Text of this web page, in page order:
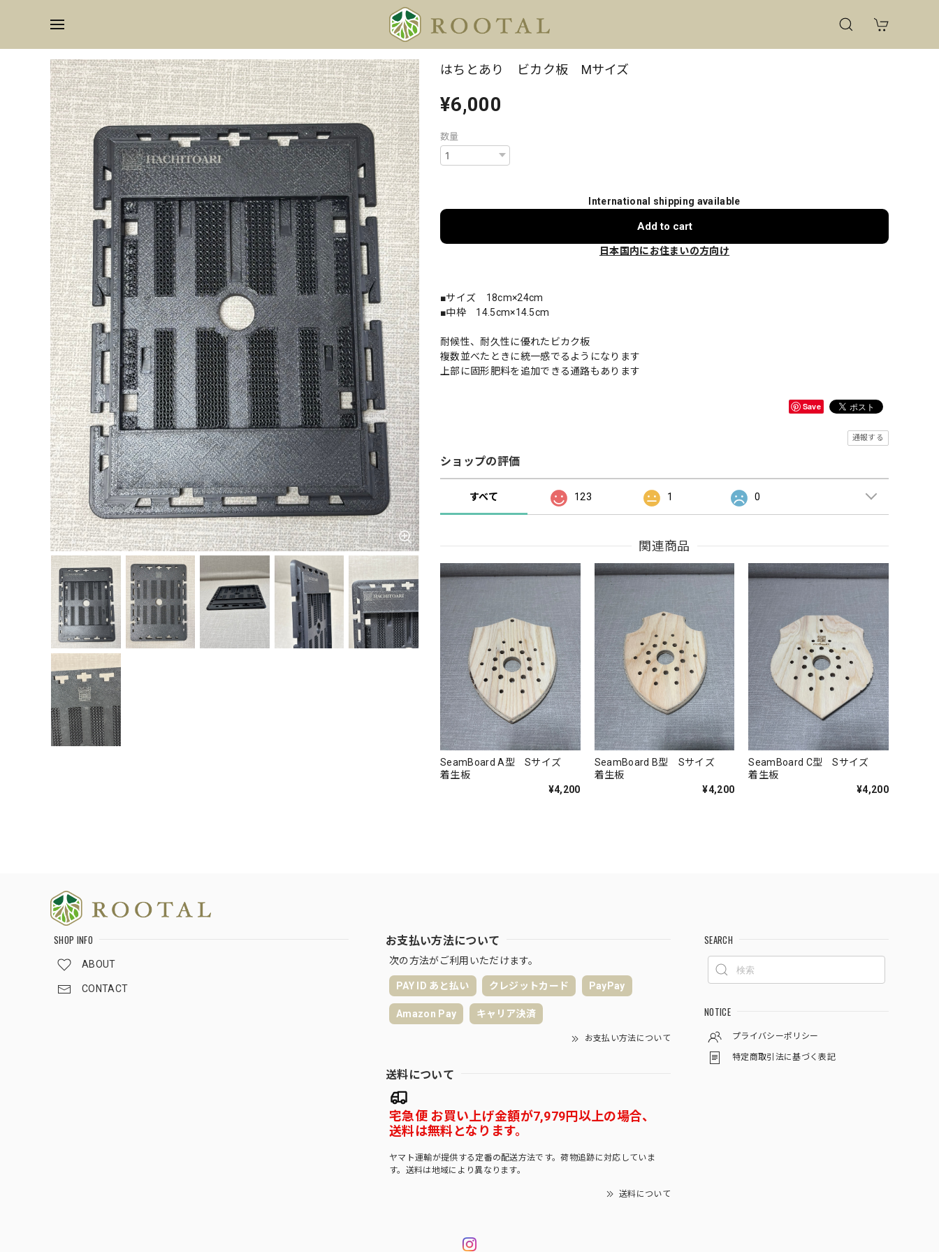
はちとあり ビカク板 Mサイズ
¥6,000
数量
International shipping available
Add to cart
日本国内にお住まいの方向け
■サイズ 18cm×24cm
■中枠 14.5cm×14.5cm
耐候性、耐久性に優れたビカク板
複数並べたときに統一感でるようになります
上部に固形肥料を追加できる通路もあります
Save
通報する
ショップの評価
すべて 123 1 0
関連商品
SeamBoard A型 Sサイズ
着生板
¥4,200
SeamBoard B型 Sサイズ
着生板
¥4,200
SeamBoard C型 Sサイズ
着生板
¥4,200
SHOP INFO
ABOUT
CONTACT
お支払い方法について
次の方法がご利用いただけます。
PAY ID あと払い クレジットカード PayPay
Amazon Pay キャリア決済
お支払い方法について
送料について
宅急便 お買い上げ金額が7,979円以上の場合、
送料は無料となります。
ヤマト運輸が提供する定番の配送方法です。荷物追跡に対応していま
す。送料は地域により異なります。
送料について
SEARCH
NOTICE
プライバシーポリシー
特定商取引法に基づく表記